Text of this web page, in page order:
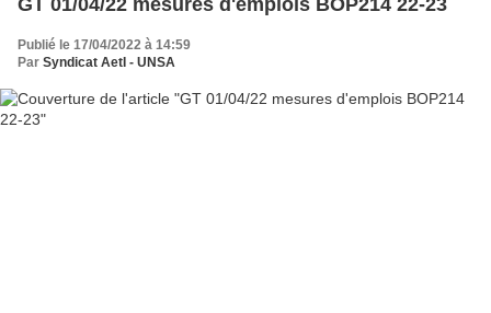
Publié le 17/04/2022 à 14:59
Par Syndicat AetI - UNSA